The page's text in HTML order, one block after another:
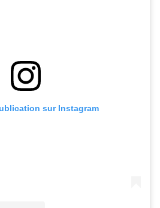
sur Instagram